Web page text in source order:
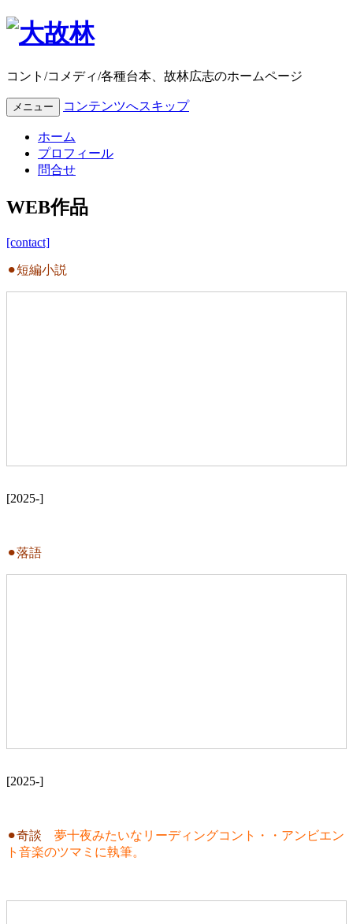
コント/コメディ/各種台本、故林広志のホームページ
メニュー コンテンツへスキップ
ホーム
プロフィール
問合せ
WEB作品
[contact]
⚫︎短編小説
[2025-]
⚫︎落語
[2025-]
⚫︎奇談
夢十夜みたいなリーディングコント・・アンビエン
ト音楽のツマミに執筆。